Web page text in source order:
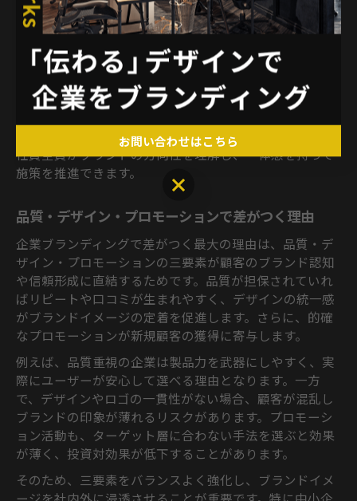
る戦略が考えられます。戦略立案の際は、社内外の認知
度や競合分析を踏まえたブランドイメージの明確化が不
可欠です。
注意点として、三要素のいずれかに偏るとブランドイメ
ージが一貫しなくなるリスクがあります。ブランド構築
ンディングの実施も重要なステップです。これにより、
社員全員がブランドの方向性を理解し、一体感を持って
施策を推進できます。
品質・デザイン・プロモーションで差がつく理由
企業ブランディングで差がつく最大の理由は、品質・デ
ザイン・プロモーションの三要素が顧客のブランド認知
や信頼形成に直結するためです。品質が担保されていれ
ばリピートや口コミが生まれやすく、デザインの統一感
がブランドイメージの定着を促進します。さらに、的確
なプロモーションが新規顧客の獲得に寄与します。
例えば、品質重視の企業は製品力を武器にしやすく、実
際にユーザーが安心して選べる理由となります。一方
で、デザインやロゴの一貫性がない場合、顧客が混乱し
ブランドの印象が薄れるリスクがあります。プロモーシ
ョン活動も、ターゲット層に合わない手法を選ぶと効果
が薄く、投資対効果が低下することがあります。
そのため、三要素をバランスよく強化し、ブランドイメ
お問い合わせはこちら
お問い合わせはこちら